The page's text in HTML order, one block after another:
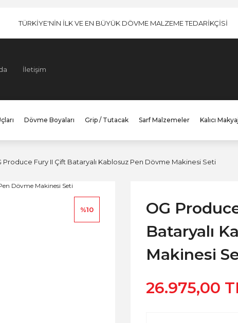
TÜRKİYE'NİN İLK VE EN BÜYÜK DÖVME MALZEME TEDARİKÇİSİ
İletişim
Dövme Boyaları Grip / Tutacak Sarf Malzemeler Kalıcı Makyaj
Produce Fury II Çift Bataryalı Kablosuz Pen Dövme Makinesi Seti
%10
OG
Bataryalı
Makinesi
26.975,00